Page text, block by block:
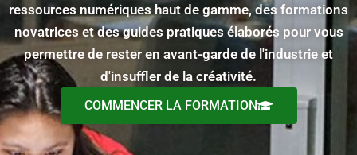
ressources numériques haut de gamme, des formations
novatrices et des guides pratiques élaborés pour vous
permettre de rester en avant-garde de l'industrie et
d'insuffler de la créativité.
COMMENCER LA FORMATION